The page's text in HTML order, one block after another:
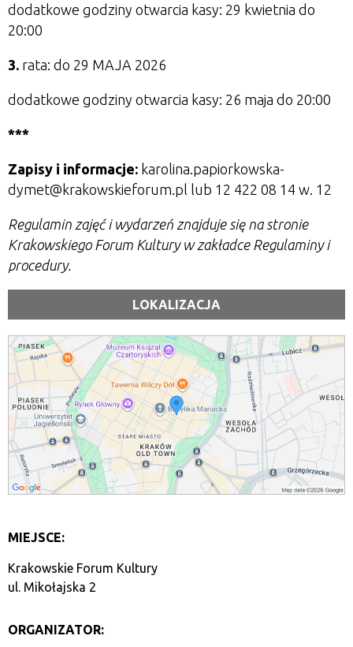
dodatkowe godziny otwarcia kasy: 29 kwietnia do
20:00
3. rata: do 29 MAJA 2026
dodatkowe godziny otwarcia kasy: 26 maja do 20:00
***
Zapisy i informacje: karolina.papiorkowska-
dymet@krakowskieforum.pl lub 12 422 08 14 w. 12
Regulamin zajęć i wydarzeń znajduje się na stronie
Krakowskiego Forum Kultury w zakładce Regulaminy i
procedury.
LOKALIZACJA
MIEJSCE:
Krakowskie Forum Kultury
ul. Mikołajska 2
ORGANIZATOR: